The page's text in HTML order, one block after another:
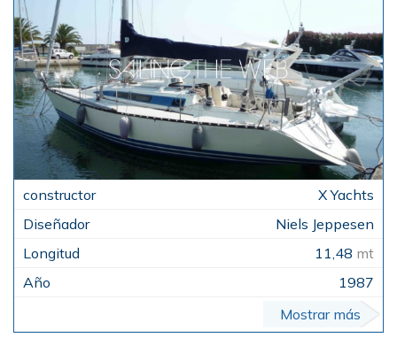
X Yachts
Niels Jeppesen
11,48 mt
1987
Mostrar más